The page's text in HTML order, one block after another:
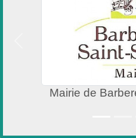
de Barberey-Saint-